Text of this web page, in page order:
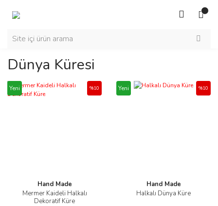
Dünya Küresi
Yeni
Hand Made
Mermer Kaideli Halkalı
Dekoratif Küre
%10 Yeni
Hand Made
Halkalı Dünya Küre
%10